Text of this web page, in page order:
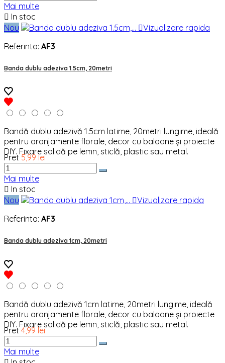
Mai multe
 In stoc
Nou
Vizualizare rapida
Referinta: AF3
Banda dublu adeziva 1.5cm, 20metri
Bandă dublu adezivă 1.5cm latime, 20metri lungime, ideală
pentru aranjamente florale, decor cu baloane și proiecte
DIY. Fixare solidă pe lemn, sticlă, plastic sau metal.
Pret 5,99 lei
Mai multe
 In stoc
Nou
Vizualizare rapida
Referinta: AF3
Banda dublu adeziva 1cm, 20metri
Bandă dublu adezivă 1cm latime, 20metri lungime, ideală
pentru aranjamente florale, decor cu baloane și proiecte
DIY. Fixare solidă pe lemn, sticlă, plastic sau metal.
Pret 4,99 lei
Mai multe